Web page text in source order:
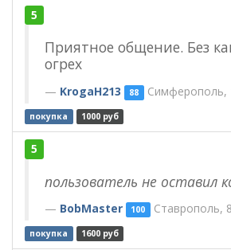
5
Приятное общение. Без
огрех
KrogaH213 88 Симферополь,
покупка 1000 руб
5
пользователь не оставил
BobMaster 100 Ставрополь,
покупка 1600 руб